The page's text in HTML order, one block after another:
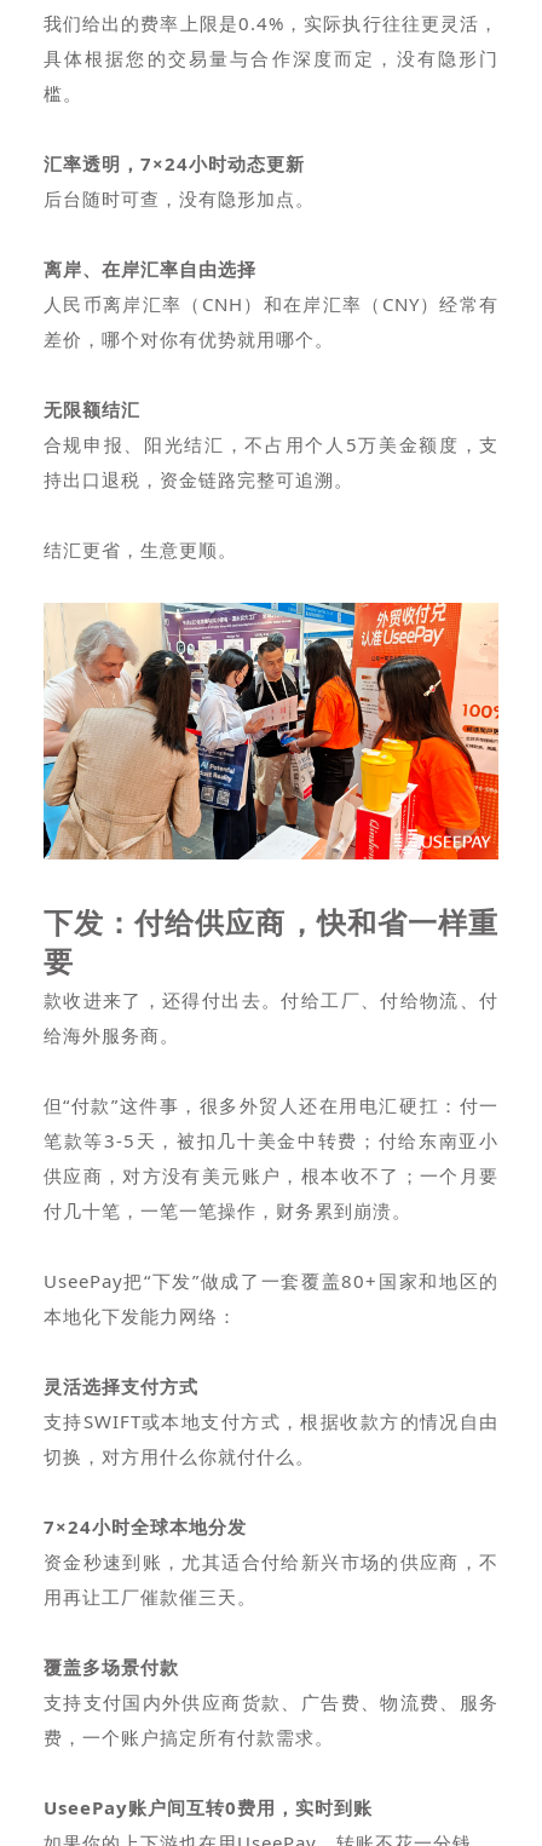
我们给出的费率上限是0.4%，实际执行往往更灵活，
具体根据您的交易量与合作深度而定，没有隐形门
槛。
汇率透明，7×24小时动态更新
后台随时可查，没有隐形加点。
离岸、在岸汇率自由选择
人民币离岸汇率（CNH）和在岸汇率（CNY）经常有
差价，哪个对你有优势就用哪个。
无限额结汇
合规申报、阳光结汇，不占用个人5万美金额度，支
持出口退税，资金链路完整可追溯。
结汇更省，生意更顺。
下发：付给供应商，快和省一样重
要
款收进来了，还得付出去。付给工厂、付给物流、付
给海外服务商。
但“付款”这件事，很多外贸人还在用电汇硬扛：付一
笔款等3-5天，被扣几十美金中转费；付给东南亚小
供应商，对方没有美元账户，根本收不了；一个月要
付几十笔，一笔一笔操作，财务累到崩溃。
UseePay把“下发”做成了一套覆盖80+国家和地区的
本地化下发能力网络：
灵活选择支付方式
支持SWIFT或本地支付方式，根据收款方的情况自由
切换，对方用什么你就付什么。
7×24小时全球本地分发
资金秒速到账，尤其适合付给新兴市场的供应商，不
用再让工厂催款催三天。
覆盖多场景付款
支持支付国内外供应商货款、广告费、物流费、服务
费，一个账户搞定所有付款需求。
UseePay账户间互转0费用，实时到账